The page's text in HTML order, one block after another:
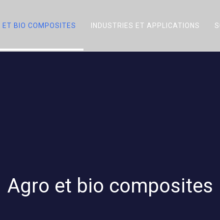
ET BIO COMPOSITES INDUSTRIES ET APPLICATIONS
Agro et bio composites